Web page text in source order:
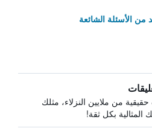
الأسئلة الشائعة
من ملايين النزلاء، مثلك
المثالية بكل ثقة!